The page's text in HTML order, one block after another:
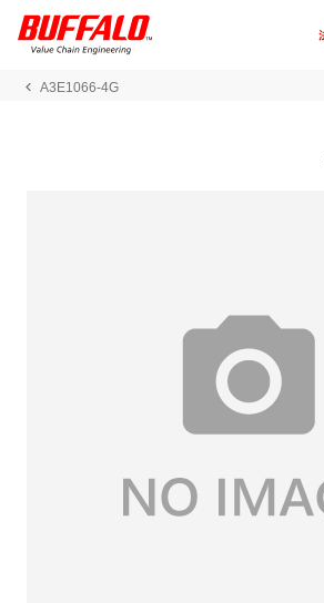
A3E1066-4G